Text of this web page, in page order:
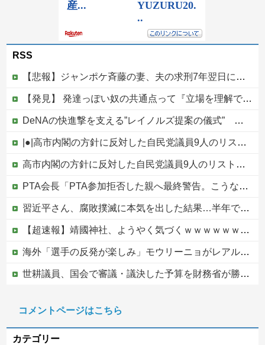
RSS
【悲報】ジャンポケ斉藤の妻、夫の求刑7年翌日にウキウキでInstagram更新
【発見】 発達っぽい奴の共通点って『立場を理解できない』だよな
DeNAの快進撃を支える”レイノルズ提案の儀式” 決勝2ランの宮下が明かす「儀式を始めてから、チームが一つになっている」
|●|高市内閣の方針に反対した自民党議員9人のリストが話題に、「岩屋はどこへ行った？」との指摘もあるが……
高市内閣の方針に反対した自民党議員9人のリストが話題に、「岩屋はどこへ行った？」との指摘もあるが……他
PTA会長「PTA参加拒否した親へ最終警告。こうなってもいい？」
習近平さん、腐敗撲滅に本気を出した結果…半年で53万8000件ｗｗｗ
【超速報】靖國神社、ようやく気づくｗｗｗｗｗｗｗｗｗｗ
海外「選手の反発が楽しみ」モウリーニョがレアル・に導入した新ルール（海外の反応）
世耕議員、国会で審議・議決した予算を財務省が勝手に３兆円動かしていると指摘・問題視
【ヤバすぎ】熊本の山道でソーラーパネルが…
コメントページはこちら
カテゴリー